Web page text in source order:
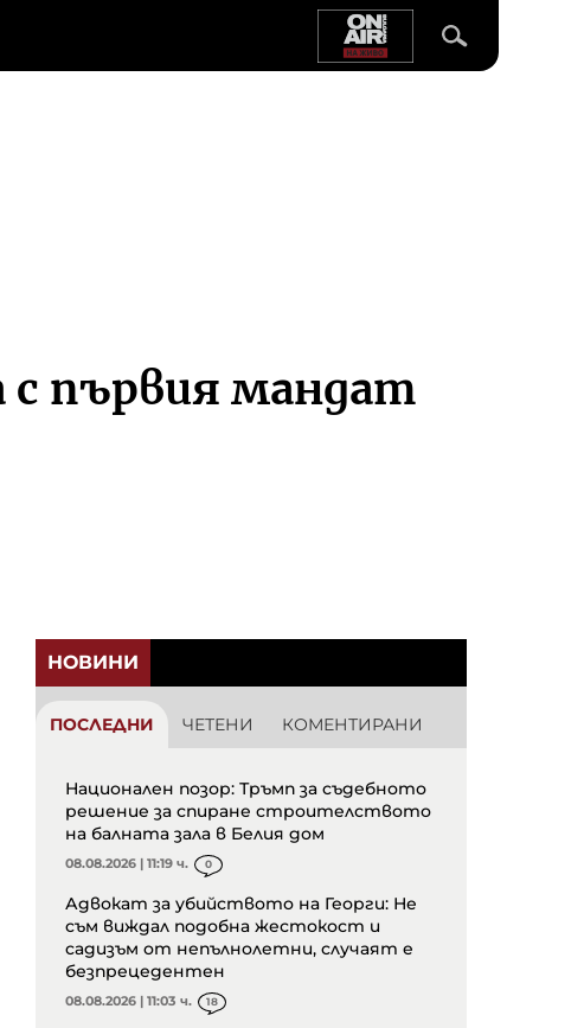
с първия мандат
НОВИНИ
ПОСЛЕДНИ ЧЕТЕНИ КОМЕНТИРАНИ
Национален позор: Тръмп за съдебното
решение за спиране строителството
на балната зала в Белия дом
08.08.2026 | 11:19 ч. 0
Адвокат за убийството на Георги: Не
съм виждал подобна жестокост и
садизъм от непълнолетни, случаят е
безпрецедентен
08.08.2026 | 11:03 ч. 18